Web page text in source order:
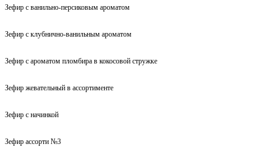
Зефир с ванильно-персиковым ароматом
Зефир с клубнично-ванильным ароматом
Зефир с ароматом пломбира в кокосовой стружке
Зефир жевательный в ассортименте
Зефир с начинкой
Зефир ассорти №3